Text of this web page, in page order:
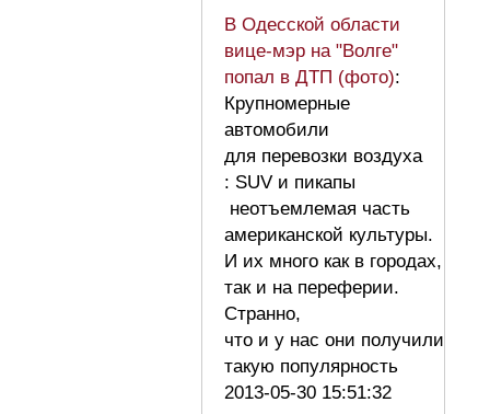
В Одесской области
вице-мэр на "Волге"
попал в ДТП (фото):
Крупномерные
автомобили
для перевозки воздуха
: SUV и пикапы
неотъемлемая часть
американской культуры.
И их много как в городах,
так и на переферии.
Странно,
что и у нас они получили
такую популярность
2013-05-30 15:51:32